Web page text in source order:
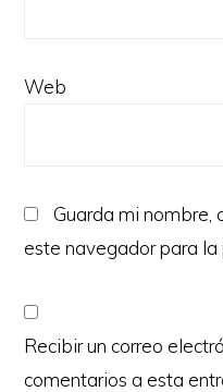
Web
Guarda mi nombre,
este navegador para
Recibir un correo
comentarios a esta